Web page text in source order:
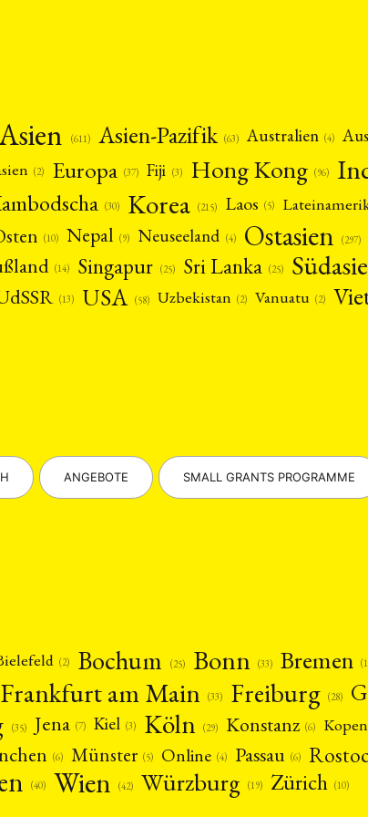
(611) Asien-Pazifik (63) Australien (4)
(2) Europa (37) Fiji (3) Hong Kong (96)
(30) Korea (215) Laos (5)
(10) Nepal (9) Neuseeland (4) Ostasien (297)
(14) Singapur (25) Sri Lanka (25)
(13) USA (58) Uzbekistan (2) Vanuatu (2)
ANGEBOTE SMALL GRANTS PROGRAMME
(2) Bochum (25) Bonn (33) Bremen
Frankfurt am Main (33) Freiburg (28)
(35) Jena (7) Kiel (3) Köln (29) Konstanz (6)
(6) Münster (5) Online (4) Passau (6)
(40) Wien (42) Würzburg (19) Zürich (10)